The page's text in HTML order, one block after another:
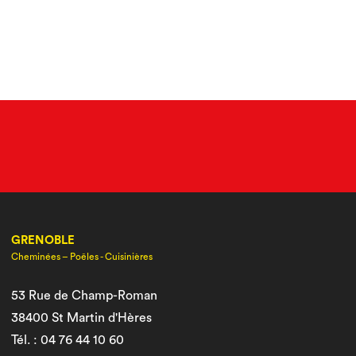
GRENOBLE
Cheminées – Poêles - Cuisinières
53 Rue de Champ-Roman
38400 St Martin d'Hères
Tél. : 04 76 44 10 60